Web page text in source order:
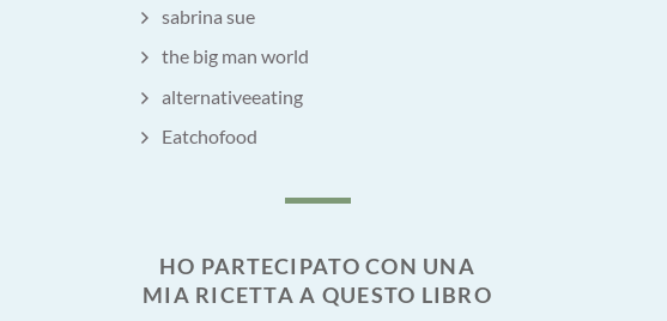
sabrina sue
the big man world
alternativeeating
Eatchofood
HO PARTECIPATO CON UNA
MIA RICETTA A QUESTO LIBRO